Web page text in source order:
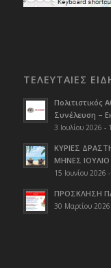
ΤΕΛΕΥΤΑΙΕΣ
Πολιτιστικός
Συνέλευση –
3 Ιουλίου 2026 -
ΚΥΡΙΕΣ
ΜΗΝΕΣ ΙΟΥΛΙΟ
15 Ιουνίου 2026
ΠΡΟΣΚΛΗΣΗ
30 Μαρτίου